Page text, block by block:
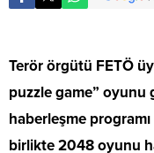
Terör örgütü FETÖ
puzzle game”
haberleşme programı
birlikte 2048 oyunu